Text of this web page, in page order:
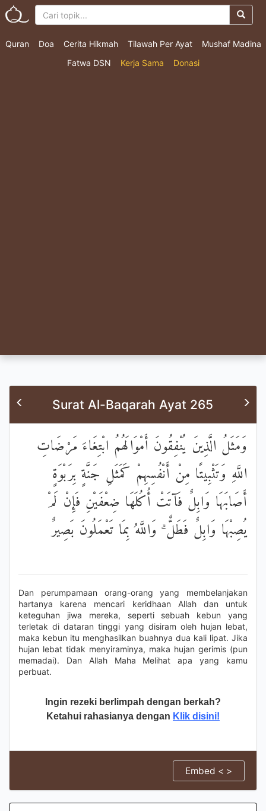
Quran Doa Cerita Hikmah Tilawah Per Ayat
Mushaf Madina
Fatwa DSN
Kerja Sama Donasi
Surat Al-Baqarah Ayat 265
وَمَثَلُ الَّذِينَ يُنْفِقُونَ أَمْوَالَهُمُ ابْتِغَاءَ مَرْضَاتِ
اللَّهِ وَتَثْبِيتًا مِنْ أَنْفُسِهِمْ كَمَثَلِ جَنَّةٍ بِرَبْوَةٍ
أَصَابَهَا وَابِلٌ فَآتَتْ أُكُلَهَا ضِعْفَيْنِ فَإِنْ لَمْ
يُصِبْهَا وَابِلٌ فَطَلٌّ ۗ وَاللَّهُ بِمَا تَعْمَلُونَ بَصِيرٌ
Dan perumpamaan orang-orang yang membelanjakan
hartanya karena mencari keridhaan Allah dan untuk
keteguhan jiwa mereka, seperti sebuah kebun yang
terletak di dataran tinggi yang disiram oleh hujan lebat,
maka kebun itu menghasilkan buahnya dua kali lipat. Jika
hujan lebat tidak menyiraminya, maka hujan gerimis (pun
memadai). Dan Allah Maha Melihat apa yang kamu
perbuat.
Ingin rezeki berlimpah dengan berkah?
Ketahui rahasianya dengan Klik disini!
Embed < >